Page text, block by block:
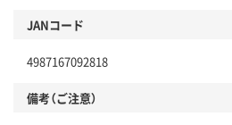
JANコード
4987167092818
備考（ご注意）